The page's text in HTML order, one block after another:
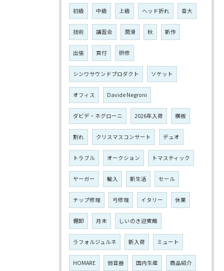
初級 中級 上級 ヘッド折れ 音大
技術 講習会 潤滑 秋 新作
出張 買付 研修
シンワサウンドプロダクト ソケット
オフィス Davide Negroni
ダビデ・ネグローニ 2026年入荷 横板
割れ クリスマスコンサート デュオ
トラブル オークション トマスティック
ヤーガー 輸入 新生活 セール
チップ修理 弓修理 イタリー 休業
棚卸 月末 しいのき迎賓館
ラフォルジュルネ 新入荷 ミュート
HOMARE 弱音器 国内生産 商品紹介